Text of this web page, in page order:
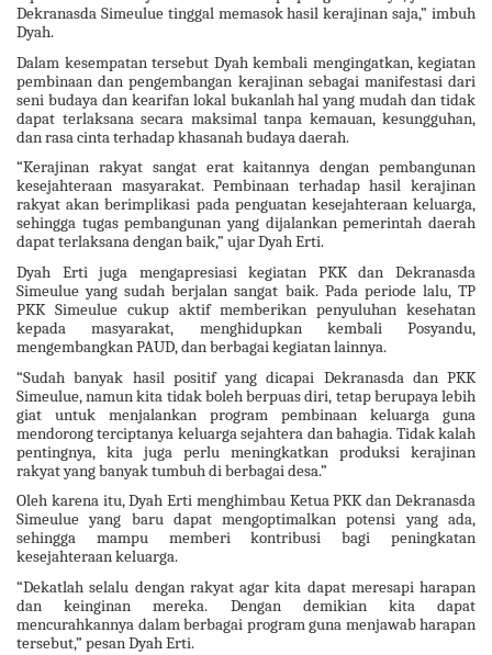
Dekranasda Simeulue tinggal memasok hasil kerajinan saja,” imbuh
Dyah.
Dalam kesempatan tersebut Dyah kembali mengingatkan, kegiatan
pembinaan dan pengembangan kerajinan sebagai manifestasi dari
seni budaya dan kearifan lokal bukanlah hal yang mudah dan tidak
dapat terlaksana secara maksimal tanpa kemauan, kesungguhan,
dan rasa cinta terhadap khasanah budaya daerah.
“Kerajinan rakyat sangat erat kaitannya dengan pembangunan
kesejahteraan masyarakat. Pembinaan terhadap hasil kerajinan
rakyat akan berimplikasi pada penguatan kesejahteraan keluarga,
sehingga tugas pembangunan yang dijalankan pemerintah daerah
dapat terlaksana dengan baik,” ujar Dyah Erti.
Dyah Erti juga mengapresiasi kegiatan PKK dan Dekranasda
Simeulue yang sudah berjalan sangat baik. Pada periode lalu, TP
PKK Simeulue cukup aktif memberikan penyuluhan kesehatan
kepada masyarakat, menghidupkan kembali Posyandu,
mengembangkan PAUD, dan berbagai kegiatan lainnya.
“Sudah banyak hasil positif yang dicapai Dekranasda dan PKK
Simeulue, namun kita tidak boleh berpuas diri, tetap berupaya lebih
giat untuk menjalankan program pembinaan keluarga guna
mendorong terciptanya keluarga sejahtera dan bahagia. Tidak kalah
pentingnya, kita juga perlu meningkatkan produksi kerajinan
rakyat yang banyak tumbuh di berbagai desa.”
Oleh karena itu, Dyah Erti menghimbau Ketua PKK dan Dekranasda
Simeulue yang baru dapat mengoptimalkan potensi yang ada,
sehingga mampu memberi kontribusi bagi peningkatan
kesejahteraan keluarga.
“Dekatlah selalu dengan rakyat agar kita dapat meresapi harapan
dan keinginan mereka. Dengan demikian kita dapat
mencurahkannya dalam berbagai program guna menjawab harapan
tersebut,” pesan Dyah Erti.